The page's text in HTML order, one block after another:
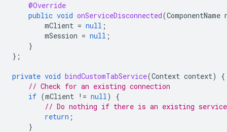
@Override
public void onServiceDisconnected(ComponentName
mClient = null ;
mSession = null ;
}
};
private void bindCustomTabService(Context context)
{
// Check for an existing connection
if (mClient != null)
{
// Do nothing if there is an existing service
return ;
}